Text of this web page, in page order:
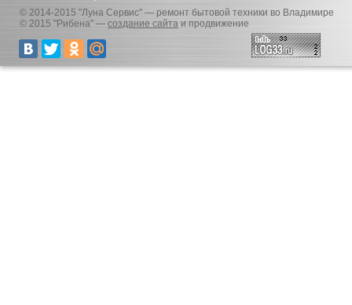
© 2014-2015 "Луна Сервис" — ремонт бытовой техники во Владимире
© 2015 "Рибена" — создание сайта и продвижение